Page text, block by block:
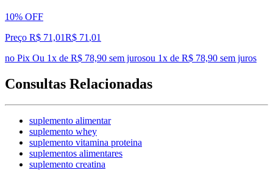
10% OFF
Preço R$ 71,01R$ 71 ,01
no Pix Ou 1x de R$ 78,90 sem jurosou 1x de R$ 78,90 sem juros
Consultas Relacionadas
suplemento alimentar
suplemento whey
suplemento vitamina proteina
suplementos alimentares
suplemento creatina